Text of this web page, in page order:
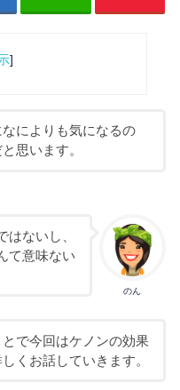
]
によりも気になるの
思います。
のん
ないし、
て意味ない
で今回はケノンの効果
くお話していきます。